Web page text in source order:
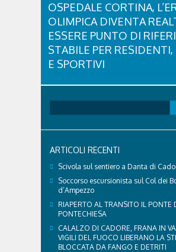
OSPEDALE CORTINA,
OLIMPICA DIVENTA
ESSERE PUNTO DI
STABILE PER
E SPORTIVI
territorio dolomitico. Ospedale Cortina -
struttura parte di GVM Care & Research
delegazioni e pubblico, sta per entrare
per:
ARTICOLI RECENTI
Scivola sul sentiero a Danta di
Soccorso escursionista sul Col dei
d’Ampezzo
RIAPERTO AL TRANSITO IL PONTE
PONTECHIESA
CALALZO DI CADORE, FRANA IN
VIGILI DEL FUOCO LIBERANO LA
BLOCCATA DA FANGO E DETRITI